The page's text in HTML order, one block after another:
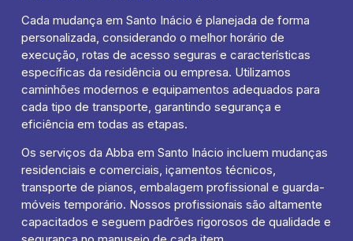
Cada mudança em Santo Inácio é planejada de forma
personalizada, considerando o melhor horário de
execução, rotas de acesso seguras e características
específicas da residência ou empresa. Utilizamos
caminhões modernos e equipamentos adequados para
cada tipo de transporte, garantindo segurança e
eficiência em todas as etapas.
Os serviços da Abba em Santo Inácio incluem mudanças
residenciais e comerciais, içamentos técnicos,
transporte de pianos, embalagem profissional e guarda-
móveis temporário. Nossos profissionais são altamente
capacitados e seguem padrões rigorosos de qualidade e